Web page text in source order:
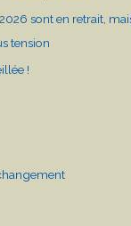
sont en retrait,
tension
!